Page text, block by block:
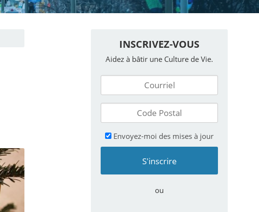
INSCRIVEZ-VOUS
Aidez à bâtir une Culture de Vie.
Envoyez-moi des mises à jour
ou